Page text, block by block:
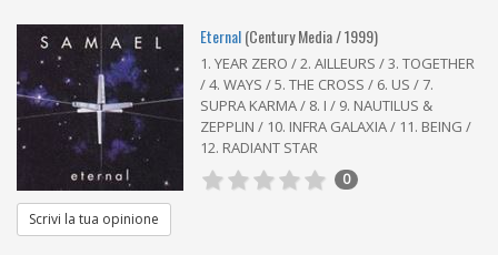
Eternal(Century Media / 1999)
1. YEAR ZERO / 2. AILLEURS / 3. TOGETHER
/ 4. WAYS / 5. THE CROSS / 6. US / 7.
SUPRA KARMA / 8. I / 9. NAUTILUS &
ZEPPLIN / 10. INFRA GALAXIA / 11. BEING /
12. RADIANT STAR
0
Scrivi la tua opinione